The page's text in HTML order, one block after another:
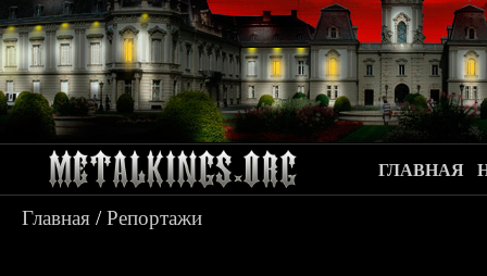
ГЛАВНАЯ
Главная /Репортажи